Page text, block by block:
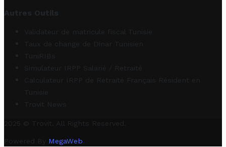
Autres Outils
Validateur de matricule fiscal Tunisie
Taux de change de Dinar Tunisien
TuniRIBs
Simulateur IRPP Salarié / Retraité
Calculateur IRPP de Retraité Français Résident en
Tunisie
Trovit News
2025 © Trovit. All Rights Reserved.
Powered By MegaWeb